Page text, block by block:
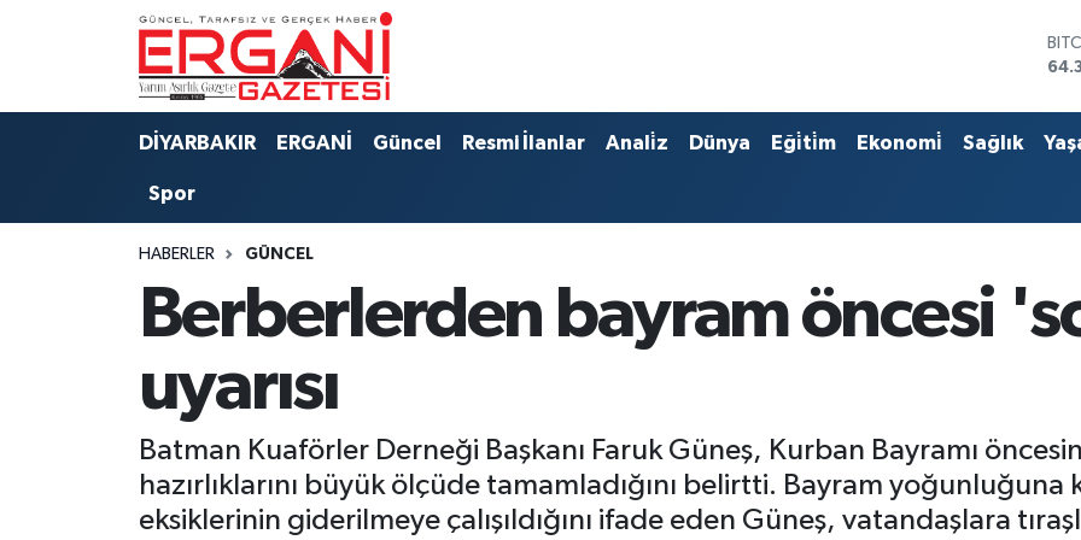
DİYARBAKIR ERGANİ Güncel Resmi İlanlar Anali̇z Dünya Eği̇ti̇m Ekonomi̇ Sağlık
Spor
HABERLER GÜNCEL
Berberlerden bayram öncesi
uyarısı
Batman Kuaförler Derneği Başkanı Faruk Güneş, Kurban Bayramı
hazırlıklarını büyük ölçüde tamamladığını belirtti. Bayram yoğunluğuna
eksiklerinin giderilmeye çalışıldığını ifade eden Güneş, vatandaşlara
DİYARBAKIR
BAĞLAR
ERGANİ
Resmi İlanlar
Ergani Nöbetçi Eczaneler
Ergani Hava Durumu
Tüm Manşetler
Son Dakika Haberleri
Haber Arşivi